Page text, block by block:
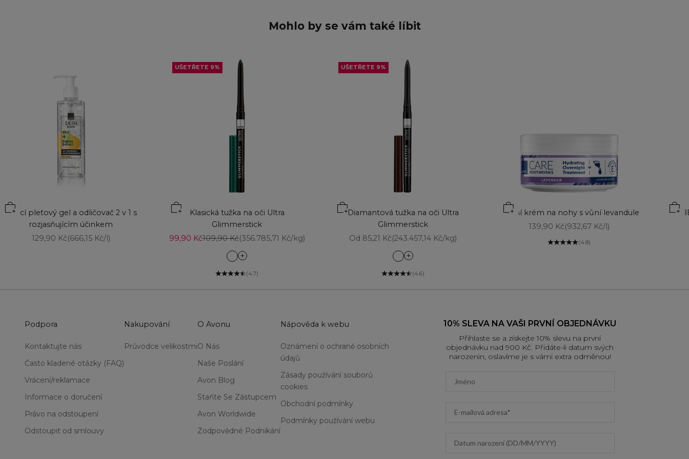
Mohlo by se vám také líbit
Čisticí pleťový gel a odličovač 2 v 1 s
rozjasňujícím účinkem
Prodejní cena
129,90 Kč(666,15 Kč/l)
UŠETŘETE 9%
Přidat do košíku
Klasická tužka na oči Ultra
Glimmerstick
Prodejní cena
99,90 KčBěžná cena
109,90 Kč(356.785,71 Kč/kg)
Azure Blue
Blackest Black
Majestic Plum
Navy
Starry Night
(4.7)
UŠETŘETE 9%
Přidat do košíku
Diamantová tužka na oči Ultra
Glimmerstick
Prodejní cena
Od 85,21 Kč(243.457,14 Kč/kg)
Amethyst
Aqua Sparkle
(4.6)
Noční krém na nohy s vůní levandule
Prodejní cena
139,90 Kč(932,67 Kč/l)
(4.8)
Podpora
Kontaktujte nás
Často kladené otázky (FAQ)
Vrácení/reklamace
Informace o doručení
Právo na odstoupení
Odstoupit od smlouvy
Nakupování
Průvodce velikostmi
O Avonu
O Nás
Naše Poslání
Avon Blog
Staňte Se Zástupcem
Avon Worldwide
Zodpovědné Podnikání
Nápověda k webu
Oznámení o ochraně osobních
údajů
Zásady používání souborů
cookies
Obchodní podmínky
Podmínky používání webu
10% SLEVA NA VAŠI PRVNÍ OBJEDNÁVKU
Přihlaste se a získejte 10% slevu na první
objednávku nad 900 Kč. Přidáte-li datum svých
narozenin, oslavíme je s vámi extra odměnou!